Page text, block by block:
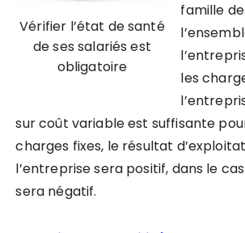
Vérifier l’état de santé
de ses salariés est
obligatoire
famille
les
sur coût variable est suffisante
charges fixes, le résultat
l’entreprise sera positif, dans le
sera négatif.